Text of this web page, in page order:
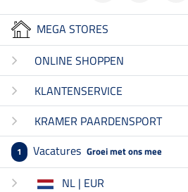
MEGA STORES
ONLINE SHOPPEN
KLANTENSERVICE
KRAMER PAARDENSPORT
1 Vacatures Groei met ons mee
NL | EUR